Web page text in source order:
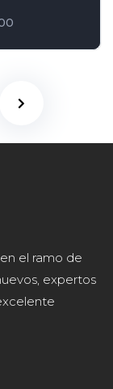
el ramo de
expertos